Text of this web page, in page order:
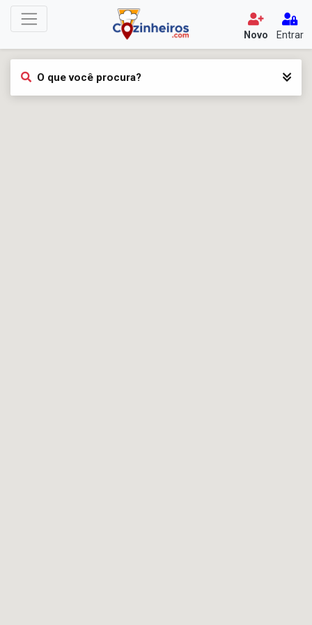
Novo Entrar
O que você procura?